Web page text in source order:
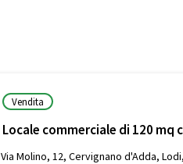
Vendita
Locale commerciale di 120 mq
Via Molino, 12, Cervignano d'Adda,